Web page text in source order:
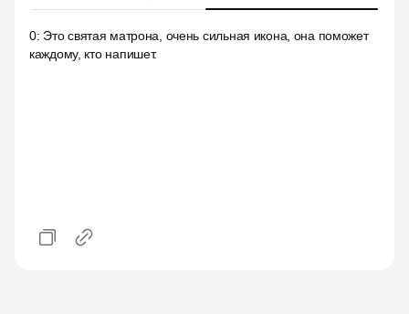
0: Это святая матрона, очень сильная икона, она поможет
каждому, кто напишет.